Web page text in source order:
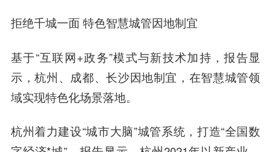
拒绝千城一面 特色智慧城管因地制宜
基于“互联网+政务”模式与新技术加持，报告显
示，杭州、成都、长沙因地制宜，在智慧城管领
域实现特色化场景落地。
杭州着力建设“城市大脑”城管系统，打造“全国数